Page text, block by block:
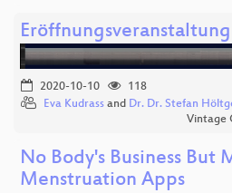
Eröffnungsveranstaltung
2020-10-10
118
Eva Kudrass and Dr. Dr. Stefan
Vintage
No Body's Business But
Menstruation Apps